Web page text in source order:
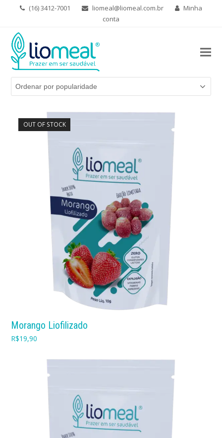
(16) 3412-7001 liomeal@liomeal.com.br
Minha
conta
OUT OF STOCK
Morango Liofilizado
R$19,90